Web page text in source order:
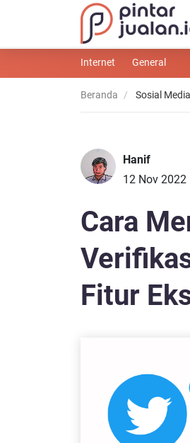
Internet General
Beranda Sosial Media
Cara
Fitur
Hanif
12 Nov 2022